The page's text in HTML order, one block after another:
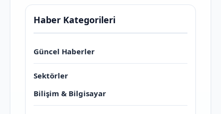
Haber Kategorileri
Güncel Haberler
Sektörler
Bilişim & Bilgisayar